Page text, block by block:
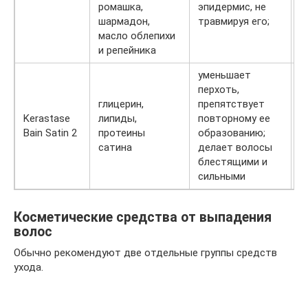
ромашка,
шармадон,
масло облепихи
и репейника
эпидермис, не
травмируя его;
Kerastase
Bain Satin 2
глицерин,
липиды,
протеины
сатина
уменьшает
перхоть,
препятствует
повторному ее
образованию;
делает волосы
блестящими и
сильными
Косметические средства от выпадения
волос
Обычно рекомендуют две отдельные группы средств
ухода.